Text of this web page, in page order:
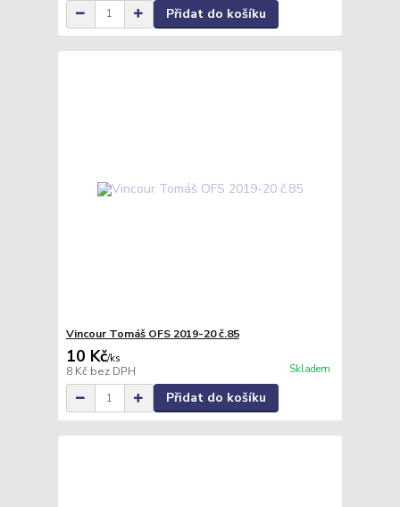
Přidat do košíku
Vincour Tomáš OFS 2019-20 č.85
10 Kč/ks
8 Kč bez DPH Skladem
Přidat do košíku